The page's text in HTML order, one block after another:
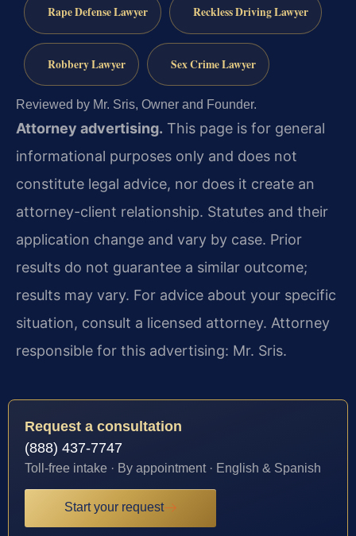
Rape Defense Lawyer Reckless Driving Lawyer
Robbery Lawyer Sex Crime Lawyer
Reviewed by Mr. Sris, Owner and Founder.
Attorney advertising. This page is for general
informational purposes only and does not
constitute legal advice, nor does it create an
attorney-client relationship. Statutes and their
application change and vary by case. Prior
results do not guarantee a similar outcome;
results may vary. For advice about your specific
situation, consult a licensed attorney. Attorney
responsible for this advertising: Mr. Sris.
Request a consultation
(888) 437-7747
Toll-free intake · By appointment · English & Spanish
Start your request